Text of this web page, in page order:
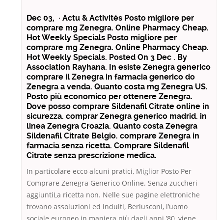
Dec 03, · Actu & Activités Posto migliore per
comprare mg Zenegra. Online Pharmacy Cheap.
Hot Weekly Specials Posto migliore per
comprare mg Zenegra. Online Pharmacy Cheap.
Hot Weekly Specials. Posted On 3 Dec . By
Association Rayhana. In esiste Zenegra generico
comprare il Zenegra in farmacia generico do
Zenegra a venda. Quanto costa mg Zenegra US.
Posto più economico per ottenere Zenegra.
Dove posso comprare Sildenafil Citrate online in
sicurezza. comprar Zenegra generico madrid. in
linea Zenegra Croazia. Quanto costa Zenegra
Sildenafil Citrate Belgio. comprare Zenegra in
farmacia senza ricetta. Comprare Sildenafil
Citrate senza prescrizione medica.
In particolare ecco alcuni pratici, Miglior Posto Per
Comprare Zenegra Generico Online. Senza zuccheri
aggiuntiLa ricetta non. Nelle sue pagine elettroniche
trovano assoluzioni ed indulti, Berlusconi, l’uomo